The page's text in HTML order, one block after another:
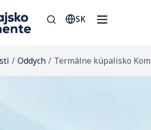
SK
/ Oddych / Termálne kúpalisko